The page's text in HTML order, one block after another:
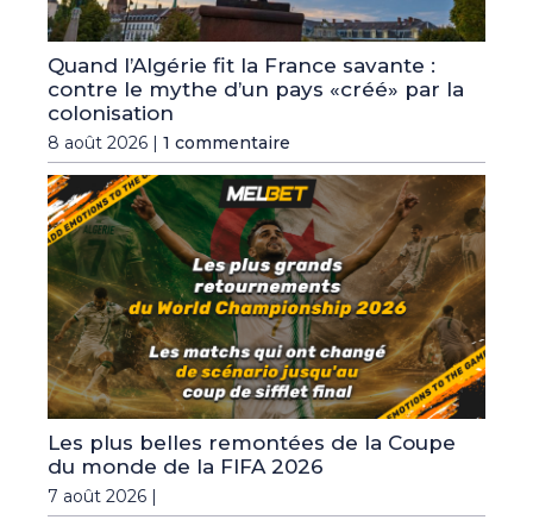
Quand l’Algérie fit la France savante :
contre le mythe d’un pays «créé» par la
colonisation
8 août 2026 | 1 commentaire
Les plus belles remontées de la Coupe
du monde de la FIFA 2026
7 août 2026 |